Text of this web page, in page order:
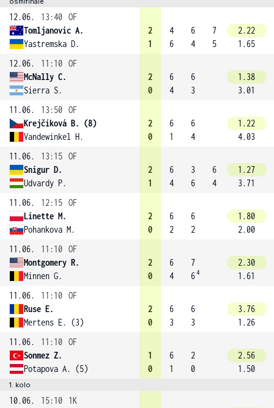
12.06. 13:40 OF
Tomljanovic A.
Yastremska D.
2
1
4
6
6
4
7
5
2.22
1.65
12.06.
11:10 OF
McNally C.
Sierra S.
2
0
6
4
6
3
1.38
3.01
11.06.
13:50 OF
Krejčíková B. (8)
Vandewinkel H.
2
0
6
1
6
4
1.22
4.03
11.06.
13:15 OF
Snigur D.
Udvardy P.
2
1
6
4
3
6
6
4
1.27
3.71
11.06.
12:15 OF
Linette M.
Pohankova M.
2
0
6
2
6
2
1.80
2.00
11.06.
11:10 OF
Montgomery R.
Minnen G.
2
0
6
4
7
64
2.30
1.61
11.06.
11:10 OF
Ruse E.
Mertens E. (3)
2
0
6
3
6
3
3.76
1.26
11.06.
11:10 OF
Sonmez Z.
Potapova A. (5)
1
0
6
1
2
0
2.56
1.50
1. kolo
10.06. 15:10
1K